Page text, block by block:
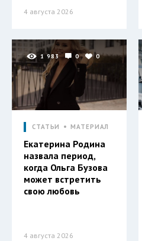
4 августа 2026
1 983 0 0
СТАТЬИ МАТЕРИАЛ
Екатерина Родина
назвала период,
когда Ольга Бузова
может встретить
свою любовь
4 августа 2026